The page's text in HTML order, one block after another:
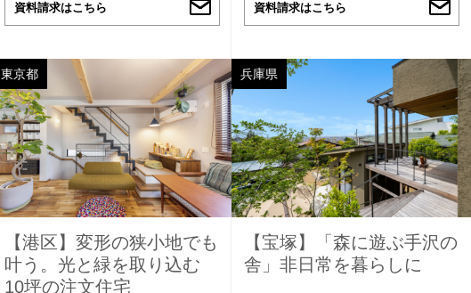
資料請求はこちら 資料請求はこちら
東京都
【港区】変形の狭小地でも
叶う。光と緑を取り込む
10坪の注文住宅
兵庫県
【宝塚】「森に遊ぶ手沢の
舎」非日常を暮らしに